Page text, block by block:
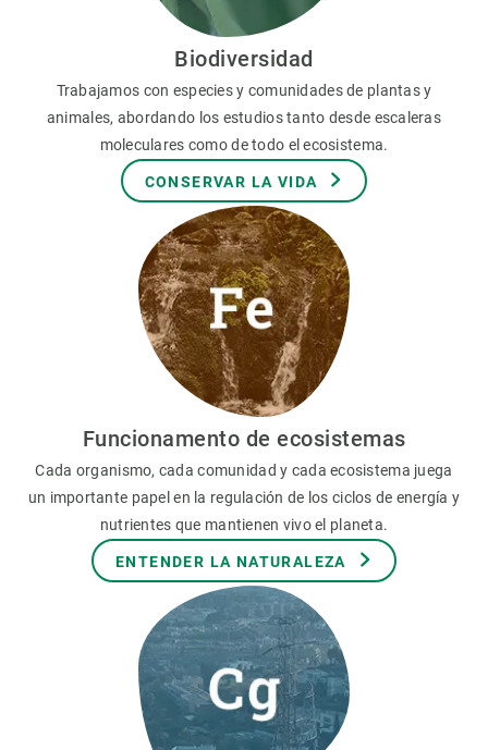
Biodiversidad
Trabajamos con especies y comunidades de plantas y
animales, abordando los estudios tanto desde escaleras
moleculares como de todo el ecosistema.
CONSERVAR LA VIDA
Funcionamento de ecosistemas
Cada organismo, cada comunidad y cada ecosistema juega
un importante papel en la regulación de los ciclos de energía y
nutrientes que mantienen vivo el planeta.
ENTENDER LA NATURALEZA